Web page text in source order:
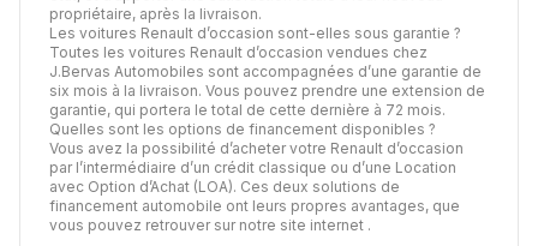
propriétaire, après la livraison.
Les voitures Renault d’occasion sont-elles sous garantie ?
Toutes les voitures Renault d’occasion vendues chez
J.Bervas Automobiles sont accompagnées d’une garantie de
six mois à la livraison. Vous pouvez prendre une extension de
garantie, qui portera le total de cette dernière à 72 mois.
Quelles sont les options de financement disponibles ?
Vous avez la possibilité d’acheter votre Renault d’occasion
par l’intermédiaire d’un crédit classique ou d’une Location
avec Option d’Achat (LOA). Ces deux solutions de
financement automobile ont leurs propres avantages, que
vous pouvez retrouver sur notre site internet .